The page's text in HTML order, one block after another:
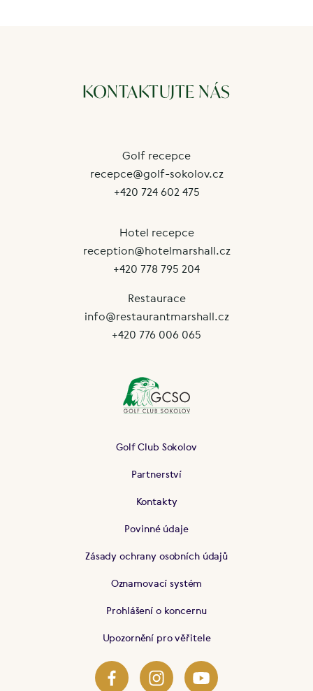
KONTAKTUJTE NÁS
Golf recepce
recepce@golf-sokolov.cz
+420 724 602 475
Hotel recepce
reception@hotelmarshall.cz
+420 778 795 204
Restaurace
info@restaurantmarshall.cz
+420 776 006 065
Golf Club Sokolov
Partnerství
Kontakty
Povinné údaje
Zásady ochrany osobních údajů
Oznamovací systém
Prohlášení o koncernu
Upozornění pro věřitele